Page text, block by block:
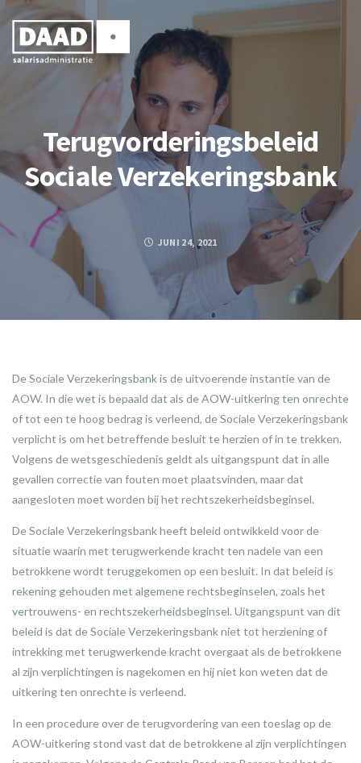
Terugvorderingsbeleid
Sociale Verzekeringsbank
JUNI 24, 2021
De Sociale Verzekeringsbank is de uitvoerende instantie van de
AOW. In die wet is bepaald dat als de AOW-uitkering ten onrechte
of tot een te hoog bedrag is verleend, de Sociale Verzekeringsbank
verplicht is om het betreffende besluit te herzien of in te trekken.
Volgens de wetsgeschiedenis geldt als uitgangspunt dat in alle
gevallen correctie van fouten moet plaatsvinden, maar dat
aangesloten moet worden bij het rechtszekerheidsbeginsel.
De Sociale Verzekeringsbank heeft beleid ontwikkeld voor de
situatie waarin met terugwerkende kracht ten nadele van een
betrokkene wordt teruggekomen op een besluit. In dat beleid is
rekening gehouden met algemene rechtsbeginselen, zoals het
vertrouwens- en rechtszekerheidsbeginsel. Uitgangspunt van dit
beleid is dat de Sociale Verzekeringsbank niet tot herziening of
intrekking met terugwerkende kracht overgaat als de betrokkene
al zijn verplichtingen is nagekomen en hij niet kon weten dat de
uitkering ten onrechte is verleend.
In een procedure over de terugvordering van een toeslag op de
AOW-uitkering stond vast dat de betrokkene al zijn verplichtingen